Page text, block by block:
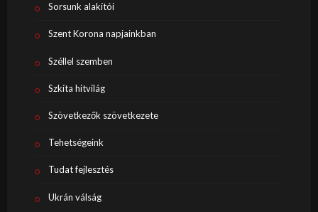
Sorsunk alakítói
Szent Korona napjainkban
Széllel szemben
Szkíta hitvilág
Szövetkezők szövetkezete
Tehetségeink
Tudat fejlesztés
Ukrán válság